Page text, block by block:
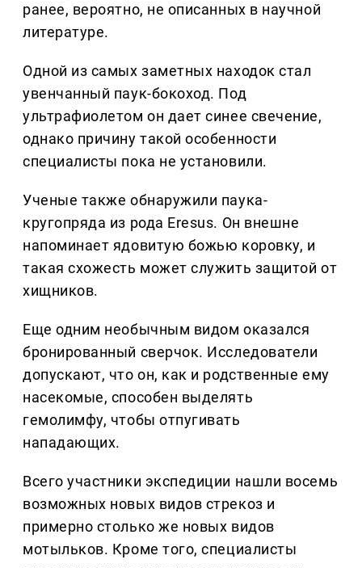
ранее, вероятно, не описанных в научной
литературе.
Одной из самых заметных находок стал
увенчанный паук-бокоход. Под
ультрафиолетом он дает синее свечение,
однако причину такой особенности
специалисты пока не установили.
Ученые также обнаружили паука-
кругопряда из рода Eresus. Он внешне
напоминает ядовитую божью коровку, и
такая схожесть может служить защитой от
хищников.
Еще одним необычным видом оказался
бронированный сверчок. Исследователи
допускают, что он, как и родственные ему
насекомые, способен выделять
гемолимфу, чтобы отпугивать
нападающих.
Всего участники экспедиции нашли восемь
возможных новых видов стрекоз и
примерно столько же новых видов
мотыльков. Кроме того, специалисты